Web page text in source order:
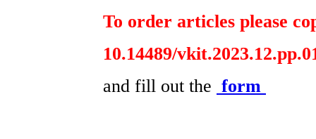
To order articles please
10.14489/
and fill out the form